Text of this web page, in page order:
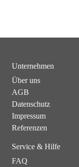
Unternehmen
Über uns
AGB
Datenschutz
Impressum
Referenzen
Service & Hilfe
FAQ